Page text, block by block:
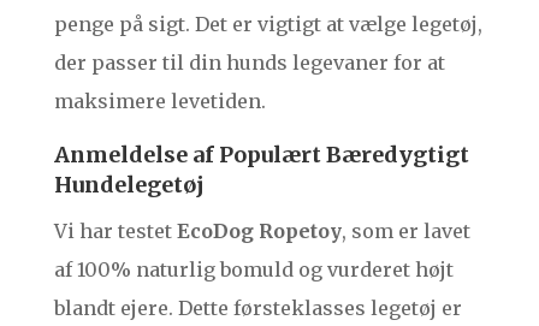
penge på sigt. Det er vigtigt at vælge legetøj,
der passer til din hunds legevaner for at
maksimere levetiden.
Anmeldelse af Populært Bæredygtigt
Hundelegetøj
Vi har testet EcoDog Ropetoy, som er lavet
af 100% naturlig bomuld og vurderet højt
blandt ejere. Dette førsteklasses legetøj er